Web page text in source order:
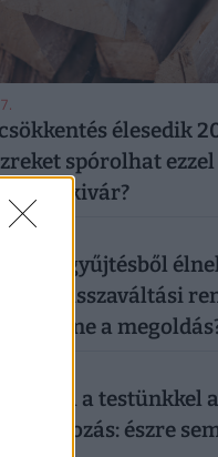
élesedik
spórolhat
most kivár?
a visszaváltási
lenne a
művel a testünkkel a
mobilozás: észre